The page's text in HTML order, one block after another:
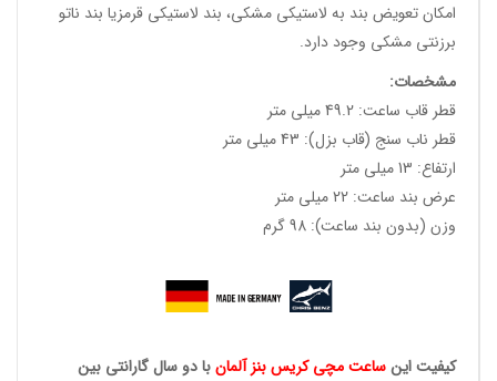
امکان تعویض بند به لاستیکی مشکی، بند لاستیکی قرمزیا بند ناتو
برزنتی مشکی وجود دارد.
مشخصات:
قطر قاب ساعت: 49.2 میلی متر
قطر ناب سنج (قاب بزل): 43 میلی متر
ارتفاع: 13 میلی متر
عرض بند ساعت: 22 میلی متر
وزن (بدون بند ساعت): 98 گرم
کیفیت اینساعت مچی کریسبنز آلمانبا دو سال گارانتی بین